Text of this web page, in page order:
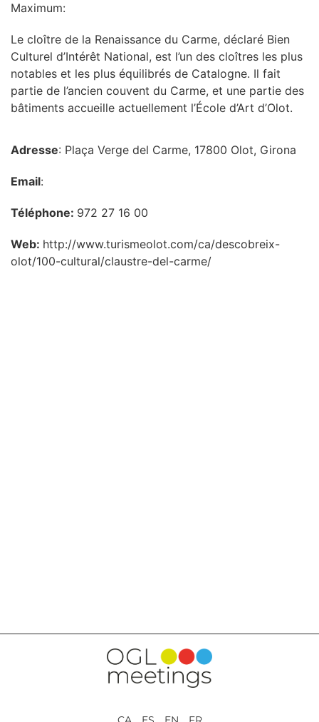
Maximum:
Le cloître de la Renaissance du Carme, déclaré Bien
Culturel d’Intérêt National, est l’un des cloîtres les plus
notables et les plus équilibrés de Catalogne. Il fait
partie de l’ancien couvent du Carme, et une partie des
bâtiments accueille actuellement l’École d’Art d’Olot.
Adresse: Plaça Verge del Carme, 17800 Olot, Girona
Email:
Téléphone: 972 27 16 00
Web: http://www.turismeolot.com/ca/descobreix-
olot/100-cultural/claustre-del-carme/